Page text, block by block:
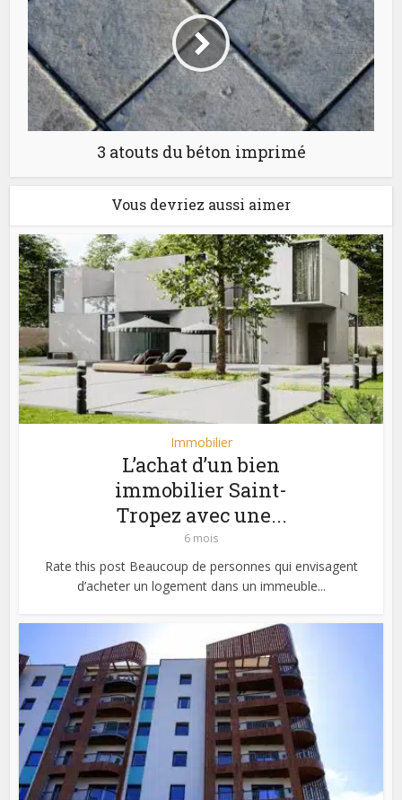
3 atouts du béton imprimé
Vous devriez aussi aimer
Immobilier
L’achat d’un bien
immobilier Saint-
Tropez avec une...
6 mois
Rate this post Beaucoup de personnes qui envisagent
d’acheter un logement dans un immeuble...